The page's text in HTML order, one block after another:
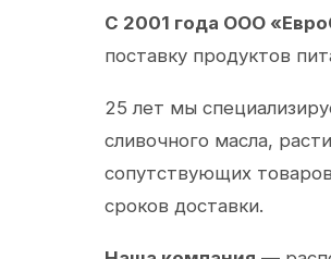
С 2001 года ООО
поставку продуктов
25 лет мы
сливочного масла,
сопутствующих
сроков доставки.